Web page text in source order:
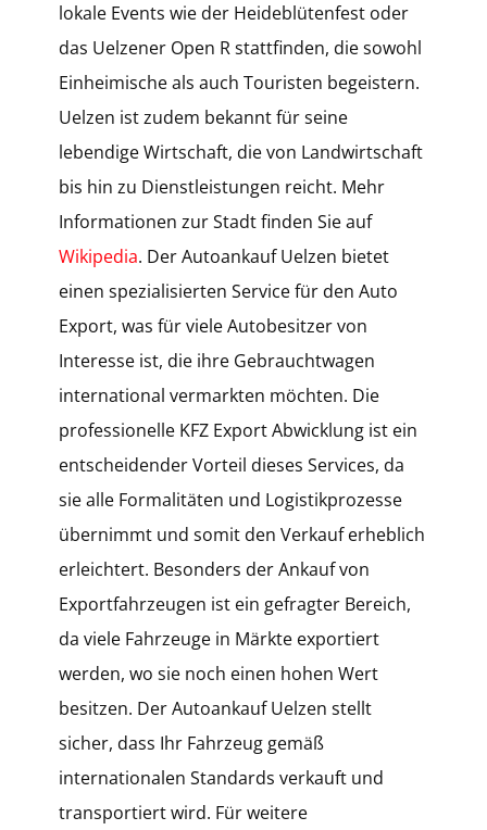
lokale Events wie der Heideblütenfest oder
das Uelzener Open R stattfinden, die sowohl
Einheimische als auch Touristen begeistern.
Uelzen ist zudem bekannt für seine
lebendige Wirtschaft, die von Landwirtschaft
bis hin zu Dienstleistungen reicht. Mehr
Informationen zur Stadt finden Sie auf
Wikipedia. Der Autoankauf Uelzen bietet
einen spezialisierten Service für den Auto
Export, was für viele Autobesitzer von
Interesse ist, die ihre Gebrauchtwagen
international vermarkten möchten. Die
professionelle KFZ Export Abwicklung ist ein
entscheidender Vorteil dieses Services, da
sie alle Formalitäten und Logistikprozesse
übernimmt und somit den Verkauf erheblich
erleichtert. Besonders der Ankauf von
Exportfahrzeugen ist ein gefragter Bereich,
da viele Fahrzeuge in Märkte exportiert
werden, wo sie noch einen hohen Wert
besitzen. Der Autoankauf Uelzen stellt
sicher, dass Ihr Fahrzeug gemäß
internationalen Standards verkauft und
transportiert wird. Für weitere